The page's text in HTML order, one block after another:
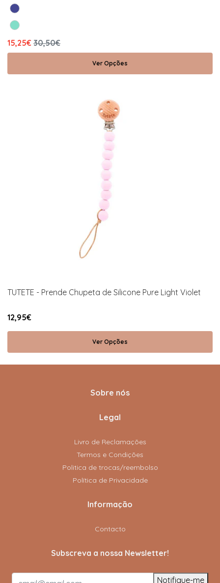
15,25€ 30,50€
Ver Opções
TUTETE - Prende Chupeta de Silicone Pure Light Violet
12,95€
Ver Opções
Sobre nós
Legal
Livro de Reclamações
Termos e Condições
Politica de trocas/reembolso
Política de Privacidade
Informação
Contacto
Subscreva a nossa Newsletter!
Notifique-me